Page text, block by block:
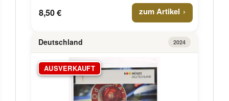
8,50 € zum Artikel
Deutschland 2024
AUSVERKAUFT